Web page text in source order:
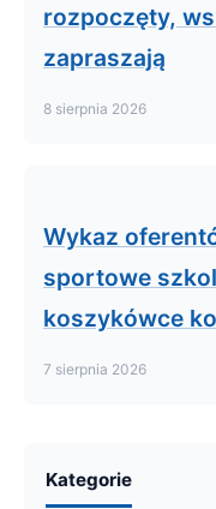
rozpoczęty,
zapraszają
8 sierpnia 2026
Wykaz
sportowe
koszykówce
7 sierpnia 2026
Kategorie